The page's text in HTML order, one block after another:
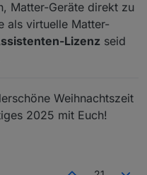
Matter-Geräte direkt zu
als virtuelle Matter-
Lizenz seid
Weihnachtszeit
2025 mit Euch!